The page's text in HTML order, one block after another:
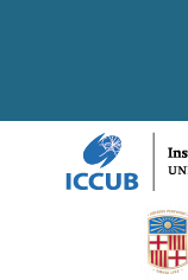
Logos footer